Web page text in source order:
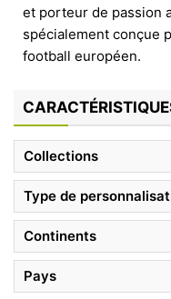
et porteur de passion
spécialement conçue
football européen.
Collections
Type de
Continents
Pays